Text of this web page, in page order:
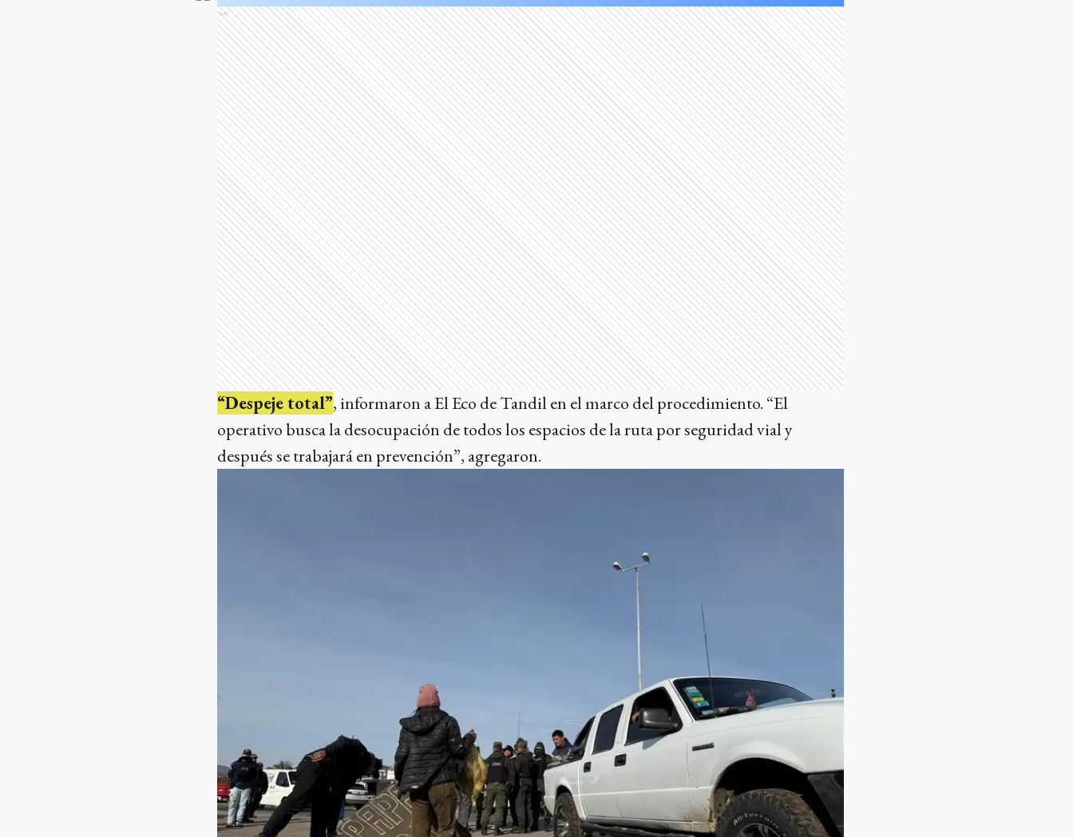
Ads
“Despeje total”, informaron a El Eco de Tandil en el marco del procedimiento. “El
operativo busca la desocupación de todos los espacios de la ruta por seguridad vial y
después se trabajará en prevención”, agregaron.